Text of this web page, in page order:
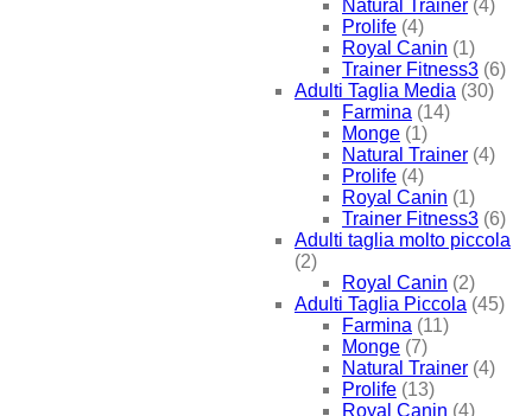
Natural Trainer (4)
Prolife (4)
Royal Canin (1)
Trainer Fitness3 (6)
Adulti Taglia Media (30)
Farmina (14)
Monge (1)
Natural Trainer (4)
Prolife (4)
Royal Canin (1)
Trainer Fitness3 (6)
Adulti taglia molto piccola
(2)
Royal Canin (2)
Adulti Taglia Piccola (45)
Farmina (11)
Monge (7)
Natural Trainer (4)
Prolife (13)
Royal Canin (4)